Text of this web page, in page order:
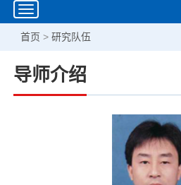
Toggle
navigation
首页 >研究队伍
导师介绍